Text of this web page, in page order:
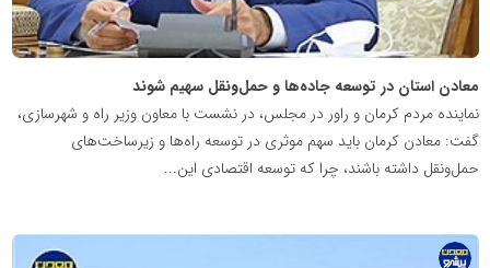
معادن استان در توسعه جاده‌ها و حمل‌ونقل سهیم شوند
نماینده مردم کرمان و راور در مجلس، در نشست با معاون وزیر راه و شهرسازی،
گفت: معادن کرمان باید سهم موثری در توسعه راه‌ها و زیرساخت‌های
حمل‌ونقل داشته باشند، چرا که توسعه اقتصادی این...